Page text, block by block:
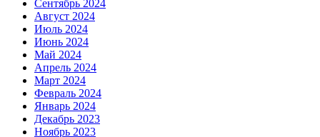
Сентябрь 2024
Август 2024
Июль 2024
Июнь 2024
Май 2024
Апрель 2024
Март 2024
Февраль 2024
Январь 2024
Декабрь 2023
Ноябрь 2023